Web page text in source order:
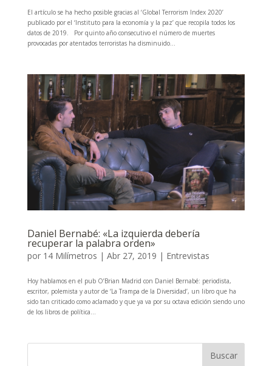
El artículo se ha hecho posible gracias al ‘Global Terrorism Index 2020’
publicado por el ‘Instituto para la economía y la paz’ que recopila todos los
datos de 2019. Por quinto año consecutivo el número de muertes
provocadas por atentados terroristas ha disminuido...
Daniel Bernabé: «La izquierda debería
recuperar la palabra orden»
por 14 Milímetros | Abr 27, 2019 | Entrevistas
Hoy hablamos en el pub O’Brian Madrid con Daniel Bernabé: periodista,
escritor, polemista y autor de ‘La Trampa de la Diversidad’, un libro que ha
sido tan criticado como aclamado y que ya va por su octava edición siendo uno
de los libros de política...